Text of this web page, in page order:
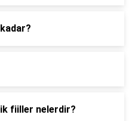
fiiller nelerdir?